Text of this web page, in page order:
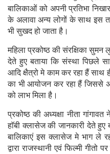
बालिकाओं को अपनी प्रतिभा
के अलावा अन्य लोगों के साथ इस
भी सुखद हो जाता है।
महिला प्रकोष्ठ की संरक्षिका सुमन
देते हुए बताया कि संस्था पिछले
आदि क्षैत्रो मे काम कर रहा हैं साथ
का भी आयोजन कर रहा हैं जिससे
को लाभ मिला है।
प्रकोष्ठ की अध्यक्षा नीता गांगावत
हाॅबी क्लासेज की जानकारी देते हुए
बालिकाएं इस क्लासेज मे भाग ले
द्वारा राजस्थानी एवं फिल्मी गीतो